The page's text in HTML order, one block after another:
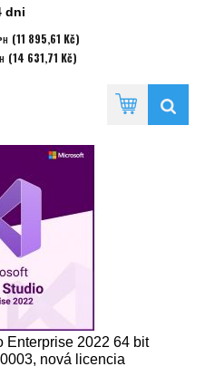
dni
(11 895,61 Kč)
(14 631,71 Kč)
Enterprise 2022 64 bit
nová licencia